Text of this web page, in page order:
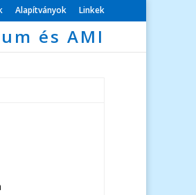
Alapítványok Linkek
és AMI